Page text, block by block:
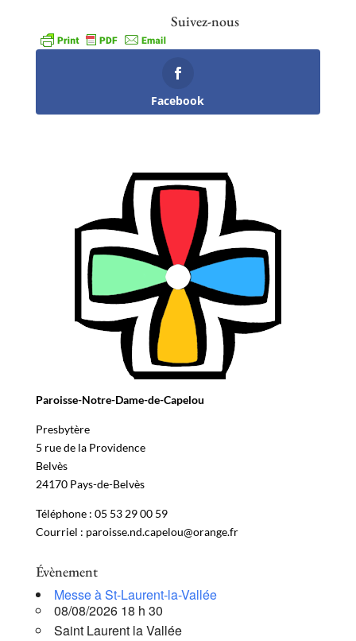
Suivez-nous
Facebook
Paroisse-Notre-Dame-de-Capelou
Presbytère
5 rue de la Providence
Belvès
24170 Pays-de-Belvès
Téléphone : 05 53 29 00 59
Courriel : paroisse.nd.capelou@orange.fr
Évènement
Messe à St-Laurent-la-Vallée
08/08/2026 18 h 30
Saint Laurent la Vallée